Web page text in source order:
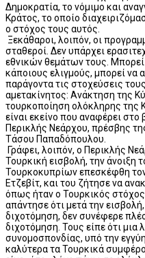
Δημοκρατία, το νόμιμο και
Κράτος, το οποίο
ο στόχος τους αυτός.
Ξεκάθαροι, λοιπόν, οι
σταθεροί. Δεν υπάρχει
εθνικών θεμάτων τους.
κάποιους ελιγμούς, μπορεί να
παράγοντα τις στοχεύσεις
αμετακίνητος: Ανάκτηση της
τουρκοποίηση ολόκληρης της
είναι εκείνο που αναφέρει στο
Περικλής Νεάρχου, πρέσβης
Τάσου Παπαδόπουλου.
Γράφει, λοιπόν, ο Περικλής
Τουρκική εισβολή, την
Τουρκοκυπρίων επεσκέφθη
Ετζεβίτ, και του ζήτησε να
όπως ήταν ο Τουρκικός στόχος
απάντησε ότι μετά την
διχοτόμηση, δεν συνέφερε
διχοτόμηση. Τους είπε ότι
συνομοσπονδίας, υπό την
καλύτερα τα Τουρκικά